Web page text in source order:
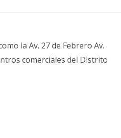
la Av. 27 de Febrero Av.
comerciales del Distrito